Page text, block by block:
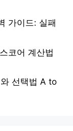
가이드: 실패
코어 계산법
선택법 A to